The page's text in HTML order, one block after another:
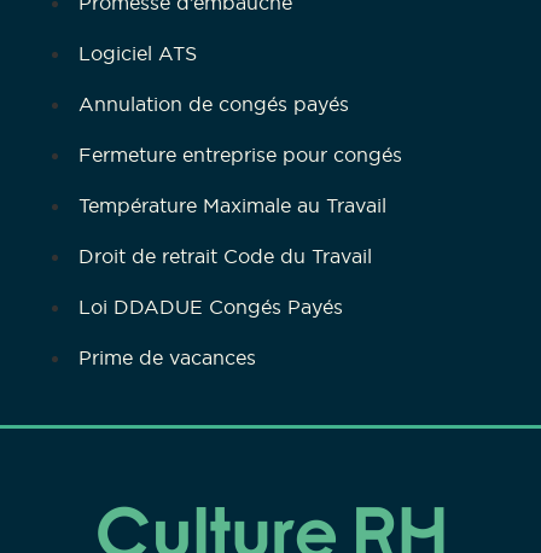
Logiciel ATS
Annulation de congés payés
Fermeture entreprise pour congés
Température Maximale au Travail
Droit de retrait Code du Travail
Loi DDADUE Congés Payés
Prime de vacances